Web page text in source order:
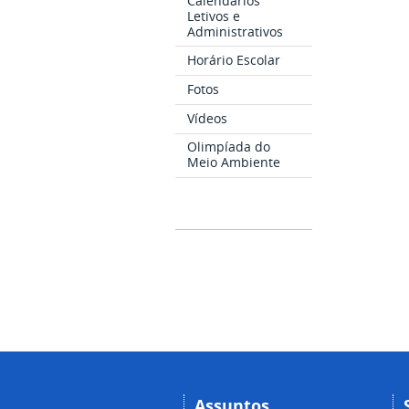
Letivos e
Administrativos
Horário Escolar
Fotos
Vídeos
Olimpíada do
Meio Ambiente